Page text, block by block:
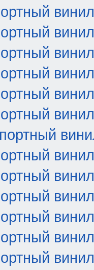
винил
винил
винил
винил
винил
винил
винил
винил
винил
винил
винил
винил